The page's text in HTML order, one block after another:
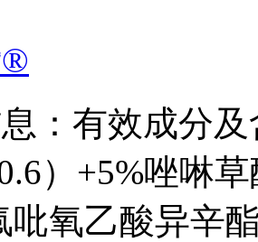
：有效成分
）+5%唑啉
吡氧乙酸异辛